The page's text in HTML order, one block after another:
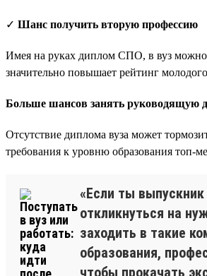
✓ Шанс получить вторую профессию
Имея на руках диплом СПО, в вуз можно
значительно повышает рейтинг
Больше шансов занять руководящую
Отсутствие диплома вуза может
требования к уровню образования топ-
«Если ты
откликнуться на
заходить в такие
образования,
чтобы прокачать